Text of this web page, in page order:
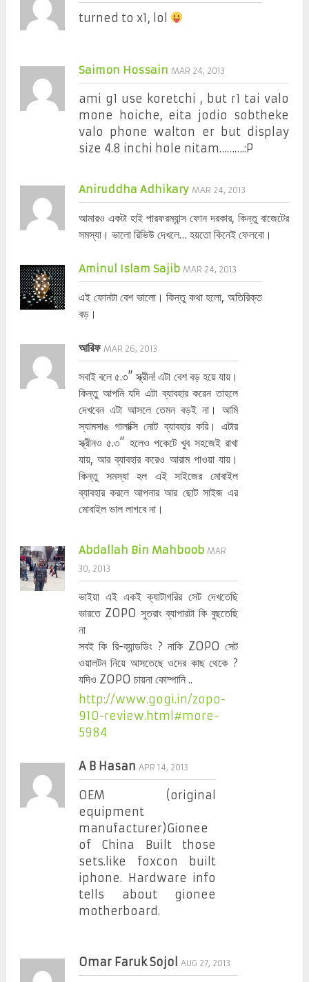
turned to x1, lol
Saimon Hossain MAR 24, 2013
ami g1 use koretchi , but r1 tai valo
mone hoiche, eita jodio sobtheke
valo phone walton er but display
size 4.8 inchi hole nitam……….:P
Aniruddha Adhikary MAR 24, 2013
আমারও একটা হাই পারফরম্যান্স ফোন দরকার, কিন্তু বাজেটের
সমস্যা। ভালো রিভিউ দেখলে… হয়তো কিনেই ফেলবো।
Aminul Islam Sajib MAR 24, 2013
এই ফোনটা বেশ ভালো। কিন্তু কথা হলো, অতিরিক্ত
বড়।
আরিফ MAR 26, 2013
সবাই বলে ৫.৩” স্ক্রীন! এটা বেশ বড় হয়ে যায়।
কিন্তু আপনি যদি এটা ব্যাবহার করেন তাহলে
দেখবেন এটা আসলে তেমন বড়ই না। আমি
স্যামসাঙ গালাক্সি নোট ব্যাবহার করি। এটার
স্ক্রীনও ৫.৩” হলেও পকেটে খুব সহজেই রাখা
যায়, আর ব্যাবহার করেও আরাম পাওয়া যায়।
কিন্তু সমস্যা হল এই সাইজের মোবাইল
ব্যাবহার করলে আপনার আর ছোট সাইজ এর
মোবাইল ভাল লাগবে না।
Abdallah Bin Mahboob MAR
30, 2013
ভাইয়া এই একই ক্যাটাগরির সেট দেখতেছি
ভারতে ZOPO সুতরাং ব্যাপারটা কি বুছতেছি
না
সবই কি রি-ব্যান্ডডিং ? নাকি ZOPO সেট
ওয়ালটন নিয়ে আসতেছে ওদের কাছ থেকে ?
যদিও ZOPO চায়না কোম্পানি ..
http://www.gogi.in/zopo-
910-review.html#more-
5984
A B Hasan APR 14, 2013
OEM (original
equipment
manufacturer)Gionee
of China Built those
sets.like foxcon built
iphone. Hardware info
tells about gionee
motherboard.
Omar Faruk Sojol AUG 27, 2013